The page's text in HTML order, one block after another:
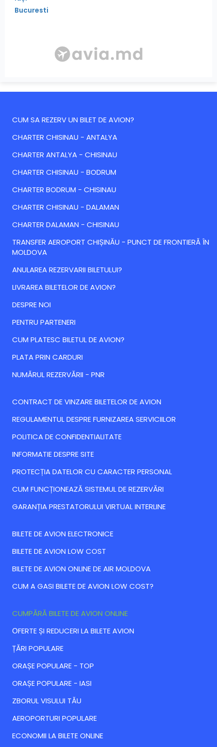
Bucuresti
CUM SA REZERV UN BILET DE AVION?
CHARTER CHISINAU - ANTALYA
CHARTER ANTALYA - CHISINAU
CHARTER CHISINAU - BODRUM
CHARTER BODRUM - CHISINAU
CHARTER CHISINAU - DALAMAN
CHARTER DALAMAN - CHISINAU
TRANSFER AEROPORT CHIȘINĂU - PUNCT DE FRONTIERĂ ÎN
MOLDOVA
ANULAREA REZERVARII BILETULUI?
LIVRAREA BILETELOR DE AVION?
DESPRE NOI
PENTRU PARTENERI
CUM PLATESC BILETUL DE AVION?
PLATA PRIN CARDURI
NUMĂRUL REZERVĂRII - PNR
CONTRACT DE VINZARE BILETELOR DE AVION
REGULAMENTUL DESPRE FURNIZAREA SERVICIILOR
POLITICA DE CONFIDENTIALITATE
INFORMATIE DESPRE SITE
PROTECȚIA DATELOR CU CARACTER PERSONAL
CUM FUNCȚIONEAZĂ SISTEMUL DE REZERVĂRI
GARANȚIA PRESTATORULUI VIRTUAL INTERLINE
BILETE DE AVION ELECTRONICE
BILETE DE AVION LOW COST
BILETE DE AVION ONLINE DE AIR MOLDOVA
CUM A GASI BILETE DE AVION LOW COST?
CUMPĂRĂ BILETE DE AVION ONLINE
ОFERTE ȘI REDUCERI LA BILETE AVION
ȚĂRI POPULARE
ORAȘE POPULARE - TOP
ORAȘE POPULARE - IASI
ZBORUL VISULUI TĂU
AEROPORTURI POPULARE
ECONOMII LA BILETE ONLINE